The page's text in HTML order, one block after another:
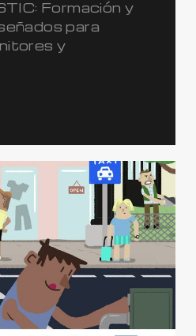
Formación y
para
y